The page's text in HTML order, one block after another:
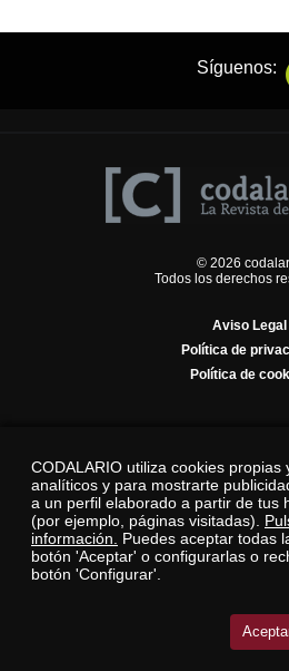
Síguenos:
© 2026
Todos los derechos
Aviso Legal
Política de
Política de
CODALARIO utiliza cookies
analíticos y para mostrarte
a un perfil elaborado a partir de tus
(por ejemplo, páginas visitadas).
información.
Puedes aceptar todas
botón 'Aceptar' o configurarlas o
botón 'Configurar'.